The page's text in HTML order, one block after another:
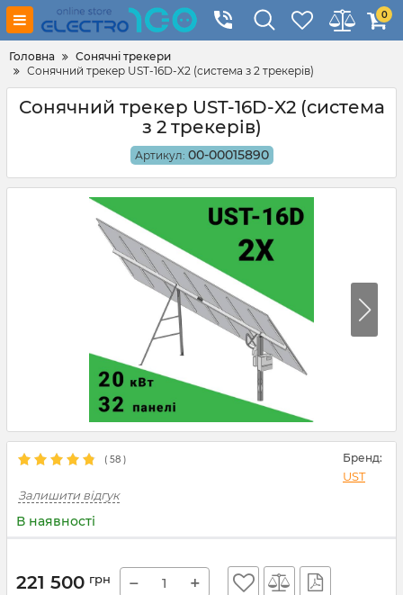
0
Головна
Сонячні трекери
Сонячний трекер UST-16D-X2 (система з 2 трекерів)
Сонячний трекер UST-16D-X2 (система
з 2 трекерів)
Артикул: 00-00015890
( 58 ) Бренд:
UST
Залишити відгук
В наявності
221 500 грн − +